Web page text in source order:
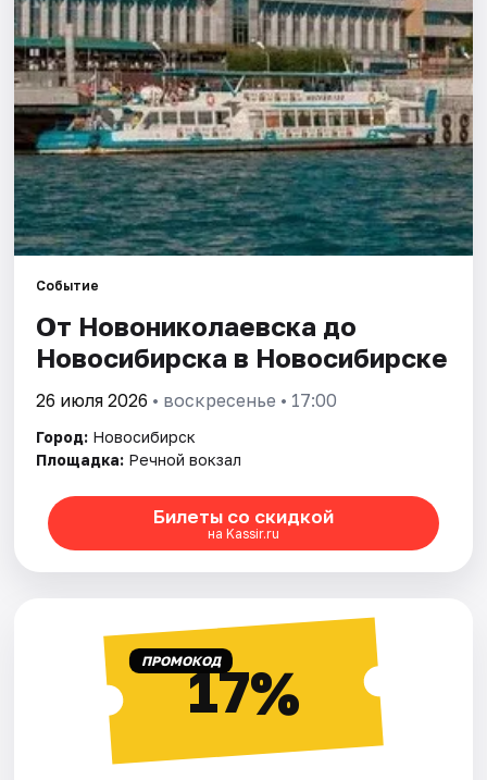
Артисты
Рейтинги
Событие
От Новониколаевска до
Новосибирска в Новосибирске
26 июля 2026 • воскресенье • 17:00
Город: Новосибирск
Площадка: Речной вокзал
Билеты со скидкой
на Kassir.ru
ПРОМОКОД17%